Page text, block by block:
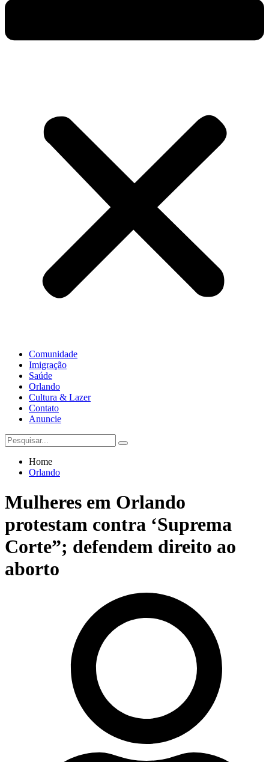
Comunidade
Imigração
Saúde
Orlando
Cultura & Lazer
Contato
Anuncie
Home
Orlando
Mulheres em Orlando
protestam contra ‘Suprema
Corte”; defendem direito ao
aborto